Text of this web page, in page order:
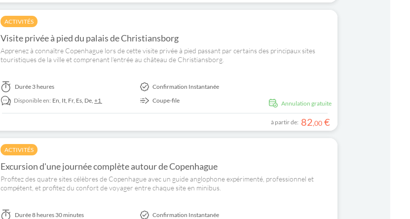
ACTIVITÉS
Visite privée à pied du palais de Christiansborg
Apprenez à connaître Copenhague lors de cette visite privée à pied passant par certains des principaux sites
touristiques de la ville et comprenant l'entrée au château de Christiansborg.
Annulation gratuite
Durée 3 heures
Disponible en: En, It, Fr, Es, De, +1
Confirmation Instantanée
Coupe-file
à partir de: 82,00 €
ACTIVITÉS
Excursion d'une journée complète autour de Copenhague
Profitez des quatre sites célèbres de Copenhague avec un guide anglophone expérimenté, professionnel et
compétent, et profitez du confort de voyager entre chaque site en minibus.
Durée8 heures 30 minutes
Confirmation Instantanée